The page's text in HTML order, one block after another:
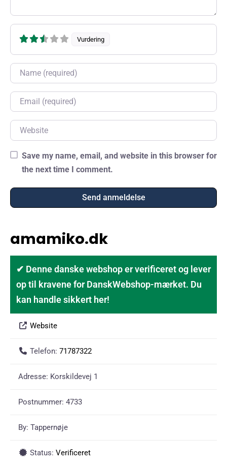
Vurdering
Name
Email
Website
Save my name, email, and website in this browser for
the next time I comment.
amamiko.dk
✔ Denne danske webshop er verificeret og lever
op til kravene for DanskWebshop-mærket. Du
kan handle sikkert her!
Website
Telefon: 71787322
Adresse: Korskildevej 1
Postnummer: 4733
By: Tappernøje
Status: Verificeret